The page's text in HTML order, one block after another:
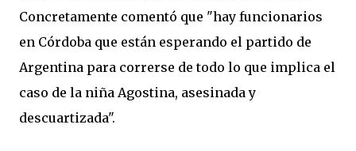
Concretamente comentó que "hay funcionarios
en Córdoba que están esperando el partido de
Argentina para correrse de todo lo que implica el
caso de la niña Agostina, asesinada y
descuartizada".